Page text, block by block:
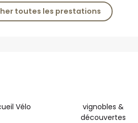
toutes les prestations
de
Vélo
vignobles &
découvertes